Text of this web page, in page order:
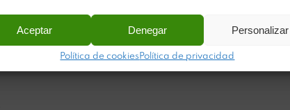
Aceptar Denegar Personalizar
Política de cookies Política de privacidad
Sobre Plastimodul
Noticias